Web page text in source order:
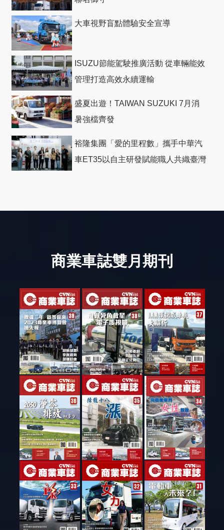
大車視野盲點體驗安全宣導
ISUZU節能駕駛推廣活動 從車輛能效
管理打造高效永續運輸
盛夏出遊！TAIWAN SUZUKI 7月消
暑強檔齊發
裕隆集團「愛的里程數」攜手中華汽
車ET35以自主研發賦能職人共織臺灣
商業車誌雙月期刊